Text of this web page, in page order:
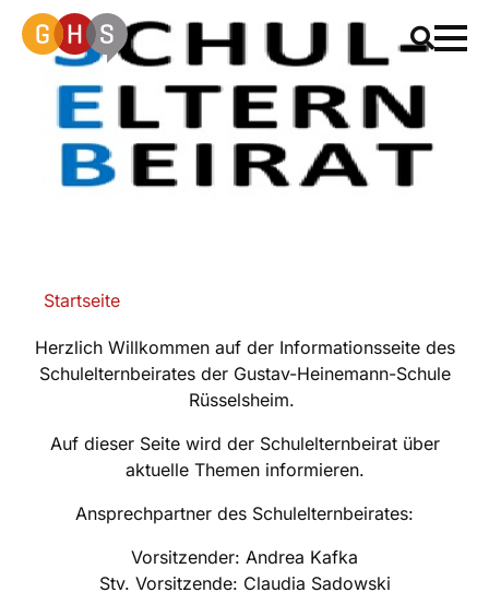
Startseite
Herzlich Willkommen auf der Informationsseite des
Schulelternbeirates der Gustav-Heinemann-Schule
Rüsselsheim.
Auf dieser Seite wird der Schulelternbeirat über
aktuelle Themen informieren.
Ansprechpartner des Schulelternbeirates:
Vorsitzender: Andrea Kafka
Stv. Vorsitzende: Claudia Sadowski